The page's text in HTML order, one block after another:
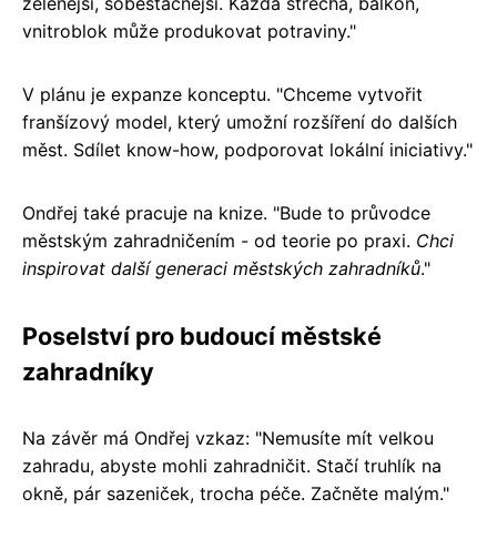
vnitroblok může produkovat potraviny."
V plánu je expanze konceptu. "Chceme vytvořit
franšízový model, který umožní rozšíření do dalších
měst. Sdílet know-how, podporovat lokální iniciativy."
Ondřej také pracuje na knize. "Bude to průvodce
městským zahradničením - od teorie po praxi. Chci
inspirovat další generaci městských zahradníků."
Poselství pro budoucí městské
zahradníky
Na závěr má Ondřej vzkaz: "Nemusíte mít velkou
zahradu, abyste mohli zahradničit. Stačí truhlík na
okně, pár sazeniček, trocha péče. Začněte malým."